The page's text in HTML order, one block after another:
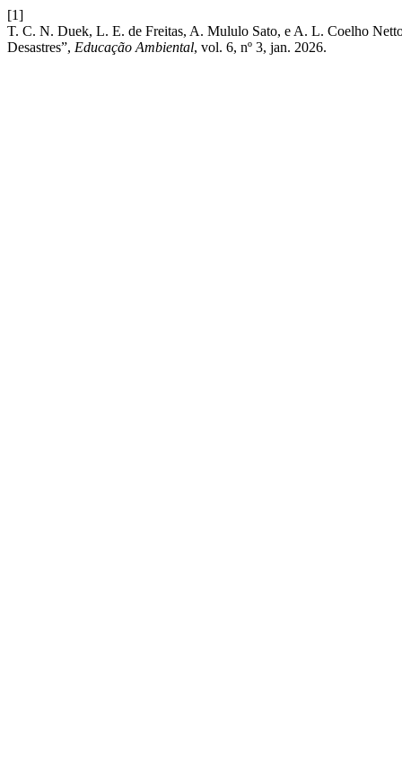
[1]
T. C. N. Duek, L. E. de Freitas, A. Mululo Sato, e A. L. Coelho
Desastres”, Educação Ambiental, vol. 6, nº 3, jan. 2026.